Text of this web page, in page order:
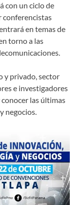
con un ciclo de
conferencistas
en temas de
torno a las
y privado, sector
e investigadores
las últimas
negocios.